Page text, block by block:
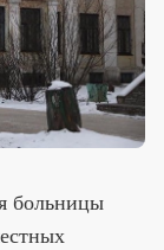
больницы